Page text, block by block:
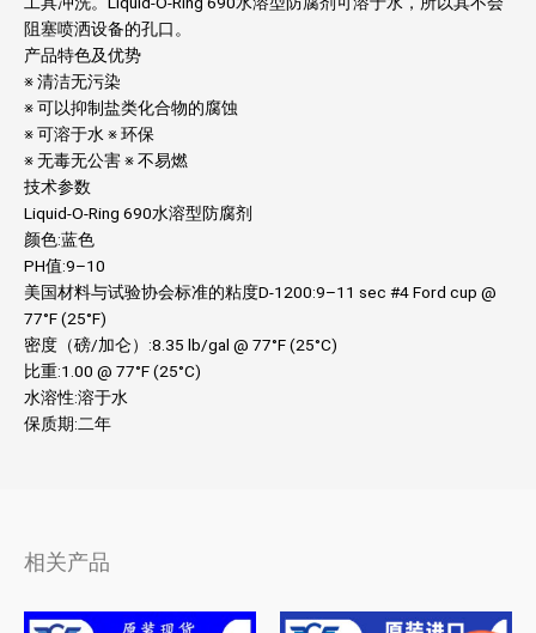
阻塞喷洒设备的孔口。
产品特色及优势
※ 清洁无污染
※ 可以抑制盐类化合物的腐蚀
※ 可溶于水 ※ 环保
※ 无毒无公害 ※ 不易燃
技术参数
Liquid-O-Ring 690水溶型防腐剂
颜色:蓝色
PH值:9–10
美国材料与试验协会标准的粘度D-1200:9–11 sec #4 Ford cup @
77°F (25°F)
密度（磅/加仑）:8.35 lb/gal @ 77°F (25°C)
比重:1.00 @ 77°F (25°C)
水溶性:溶于水
保质期:二年
相关产品